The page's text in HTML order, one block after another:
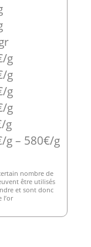
g
g
g
g
g
g – 580€/g
nombre de
être utilisés
et sont donc